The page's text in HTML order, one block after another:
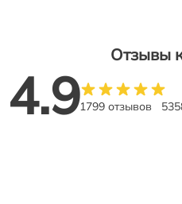
Отзывы
4.91799 отзывов